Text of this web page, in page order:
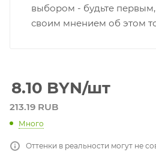
выбором - будьте первым,
своим мнением об этом
8.10 BYN/шт
213.19 RUB
Много
Оттенки в реальности могут не